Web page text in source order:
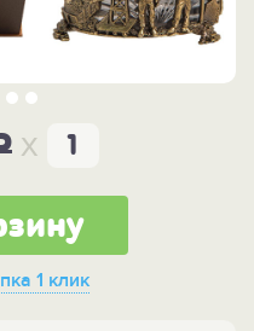
x
1 клик